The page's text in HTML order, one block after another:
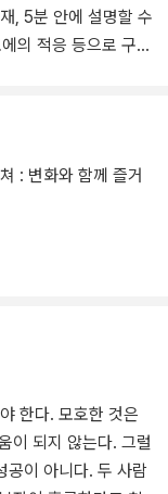
, 5분 안에 설명할 수
의 적응 등으로 구분
: 변화와 함께 즐거
한다. 모호한 것은
이 되지 않는다. 그럴
공이 아니다. 두 사람